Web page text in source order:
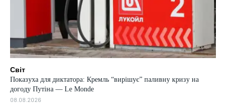
Світ
Показуха для диктатора: Кремль “вирішує” паливну кризу на
догоду Путіна — Le Monde
08.08.2026